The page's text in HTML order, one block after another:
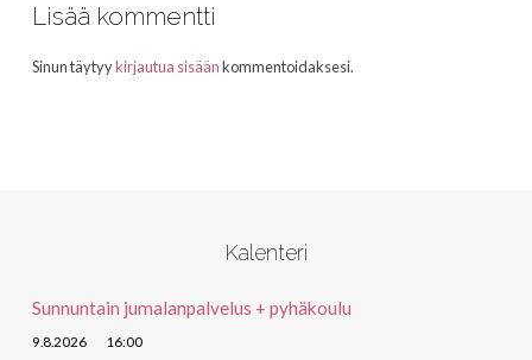
Lisää kommentti
Sinun täytyykirjautua sisäänkommentoidaksesi.
Kalenteri
Sunnuntain jumalanpalvelus + pyhäkoulu
9.8.2026 16:00